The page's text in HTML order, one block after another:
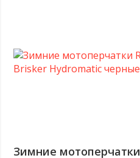
Зимние мотоперчатки